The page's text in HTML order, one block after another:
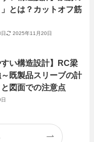
」とは？カットオフ筋
日 2025年11月20日
すい構造設計】RC梁
既製品スリーブの計
図面での注意点